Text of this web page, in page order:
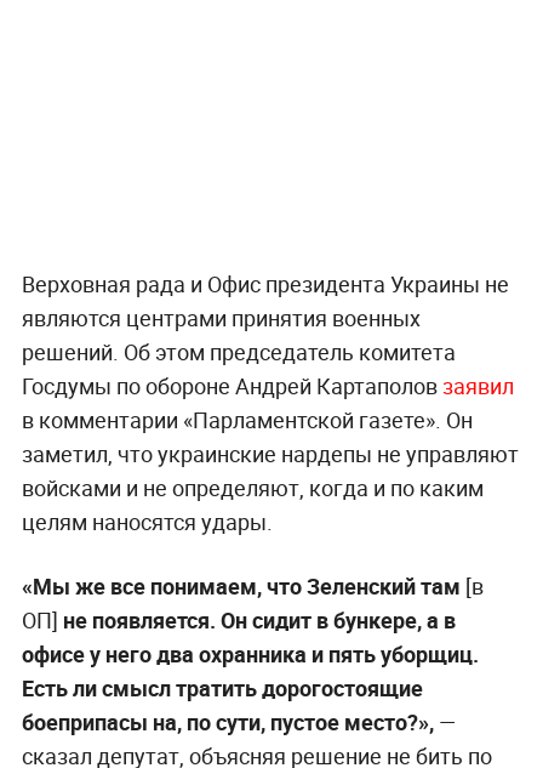
Верховная рада и Офис президента Украины не
являются центрами принятия военных
решений. Об этом председатель комитета
Госдумы по обороне Андрей Картаполовзаявил
в комментарии «Парламентской газете». Он
заметил, что украинские нардепы не управляют
войсками и не определяют, когда и по каким
целям наносятся удары.
«Мы же все понимаем, что Зеленский там [в
ОП] не появляется. Он сидит в бункере, а в
офисе у него два охранника и пять уборщиц.
Есть ли смысл тратить дорогостоящие
боеприпасы на, по сути, пустое место?»,—
сказал депутат, объясняя решение не бить по